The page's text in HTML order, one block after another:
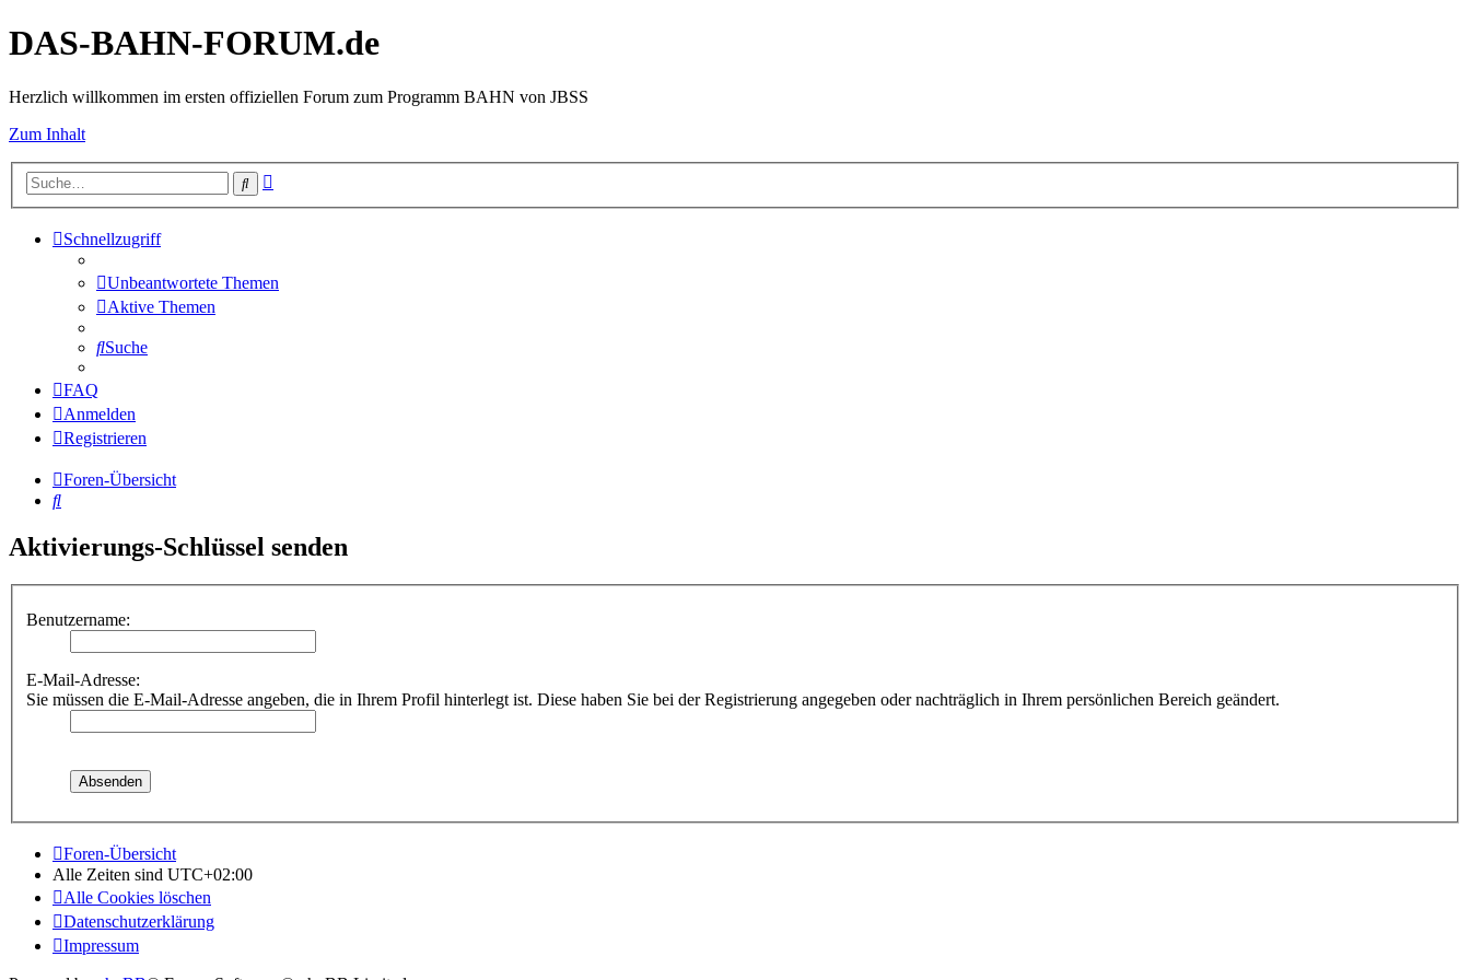
DAS-BAHN-FORUM.de
Herzlich willkommen im ersten offiziellen Forum zum Programm BAHN von JBSS
Zum Inhalt
Suche
Schnellzugriff
Unbeantwortete Themen
Aktive Themen
Suche
FAQ
Anmelden
Registrieren
Foren-Übersicht
Suche
Aktivierungs-Schlüssel senden
Benutzername:
E-Mail-Adresse:
Sie müssen die E-Mail-Adresse angeben, die in Ihrem Profil hinterlegt ist. Diese haben Sie bei der Registrierung angegeben oder nachträglich in Ihrem persönlichen Bereich geändert.
Foren-Übersicht
Alle Zeiten sind UTC+02:00
Alle Cookies löschen
Datenschutzerklärung
Impressum